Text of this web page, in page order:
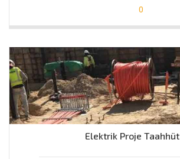
0
Elektrik Proje Taahhüt